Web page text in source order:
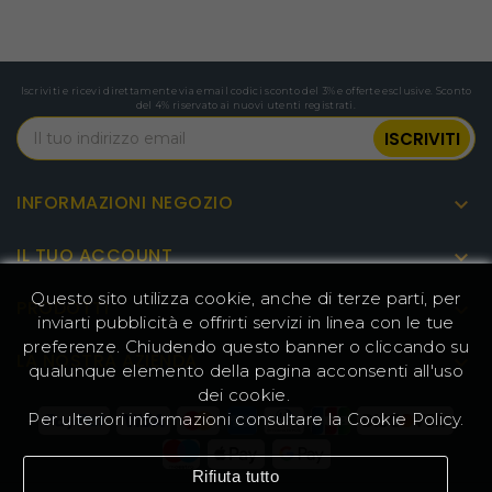
display a LED, che offre un controllo completo e
una comodità a portata di mano.
Robusta durata per qualsiasi
all'aperto e corpo in stile armatura per la
urti stradali e qualsiasi sfida con facilità.
IL TUO ACCOUNT 
PRODOTTI 
LA NOSTRA AZIENDA 
INFORMAZIONI NEGOZIO 
Iscriviti e ricevi direttamente via email codici sconto del 3% e offerte esclusive. Sconto
del 4% riservato ai nuovi utenti registrati.
Questo sito utilizza cookie, anche di terze parti, per
inviarti pubblicità e offrirti servizi in linea con le tue
preferenze. Chiudendo questo banner o cliccando su
qualunque elemento della pagina acconsenti all'uso
dei cookie.
Per ulteriori informazioni consultare la Cookie Policy.
Rifiuta tutto